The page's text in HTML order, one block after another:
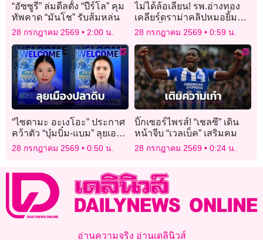
“อัซซูรี” ล่มดีลตั้ง “ปีร์โล” คุม
ทัพคาด “มันโช” รับส้มหล่น
28 กรกฎาคม 2569 2:00 น.
ไม่ได้ล้อเลียน! รพ.อ่างทอง
เคลียร์ดราม่าคลิปหมอยิ้ม
แถลงย้ำแค่ช็อกคำถามนัก
28 กรกฎาคม 2569 0:59 น.
“ไซตามะ อะเงโอะ” ประกาศ
คว้าตัว “บุ๋มบิ๋ม-แบม” ลุยเอ
สวี.ลีก
28 กรกฎาคม 2569 0:50 น.
บิ๊กเซอร์ไพรส์! “เชลซี” เดิน
หน้าจีบ “เวลเบ็ค” เสริมคม
28 กรกฎาคม 2569 0:24 น.
อ่านความจริง อ่านเดลินิวส์